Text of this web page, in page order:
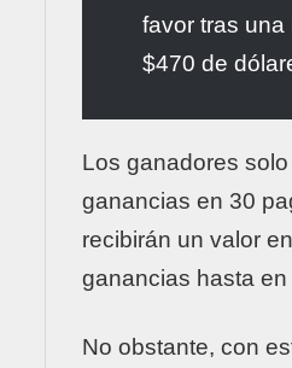
favor tras
$470 de
Los ganadores
ganancias en 30
recibirán un valor
ganancias hasta en
No obstante, con